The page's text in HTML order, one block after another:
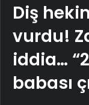
Diş
vurdu!
iddia…
babası